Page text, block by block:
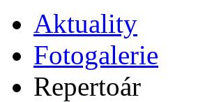
Aktuality
Fotogalerie
Repertoár